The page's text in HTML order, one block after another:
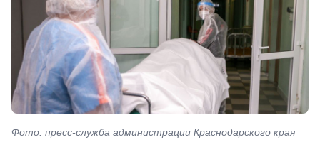
Фото: пресс-служба администрации Краснодарского края